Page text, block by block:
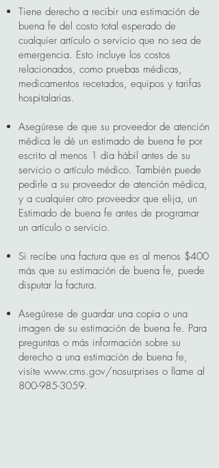
Tiene derecho a recibir una estimación de
buena fe del costo total esperado de
cualquier artículo o servicio que no sea de
emergencia. Esto incluye los costos
relacionados, como pruebas médicas,
medicamentos recetados, equipos y tarifas
hospitalarias.
Asegúrese de que su proveedor de atención
médica le dé un estimado de buena fe por
escrito al menos 1 día hábil antes de su
servicio o artículo médico. También puede
pedirle a su proveedor de atención médica,
y a cualquier otro proveedor que elija, un
Estimado de buena fe antes de programar
un artículo o servicio.
Si recibe una factura que es al menos $400
más que su estimación de buena fe, puede
disputar la factura.
Asegúrese de guardar una copia o una
imagen de su estimación de buena fe. Para
preguntas o más información sobre su
derecho a una estimación de buena fe,
visite www.cms.gov/nosurprises o llame al
800-985-3059.